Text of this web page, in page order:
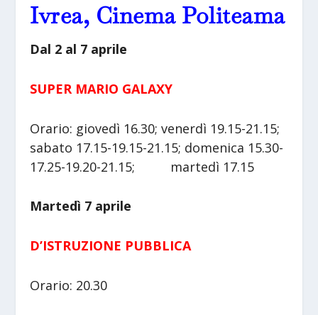
Ivrea, Cinema Politeama
Dal 2 al 7 aprile
SUPER MARIO GALAXY
Orario: giovedì 16.30; venerdì 19.15-21.15;
sabato 17.15-19.15-21.15; domenica 15.30-
17.25-19.20-21.15; martedì 17.15
Martedì 7 aprile
D’ISTRUZIONE PUBBLICA
Orario: 20.30